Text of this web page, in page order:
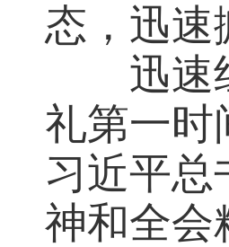
态，迅速
迅速组
礼第一时
习近平总
神和全会